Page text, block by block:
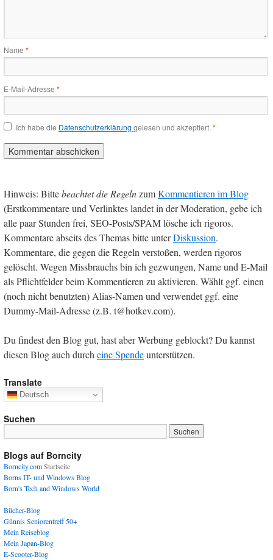
Name *
E-Mail-Adresse *
Ich habe die Datenschutzerklärung gelesen und akzeptiert. *
Hinweis: Bittebeachtet die RegelnzumKommentieren im Blog
(Erstkommentare und Verlinktes landet in der Moderation, gebe ich
alle paar Stunden frei, SEO-Posts/SPAM lösche ich rigoros.
Kommentare abseits des Themas bitte unterDiskussion.
Kommentare, die gegen die Regeln verstoßen, werden rigoros
gelöscht. Wegen Missbrauchs bin ich gezwungen, Name und E-Mail
als Pflichtfelder beim Kommentieren zu aktivieren. Wählt ggf. einen
(noch nicht benutzten) Alias-Namen und verwendet ggf. eine
Dummy-Mail-Adresse (z.B. t@hotkev.com).
Du findest den Blog gut, hast aber Werbung geblockt? Du kannst
diesen Blog auch durcheine Spendeunterstützen.
Translate
Deutsch
Suchen
Blogs auf Borncity
Borncity.comStartseite
Borns IT- und Windows Blog
Born's Tech and Windows World
Bücher-Blog
Günnis Seniorentreff 50+
Mein Reiseblog
Mein Japan-Blog
E-Scooter-Blog